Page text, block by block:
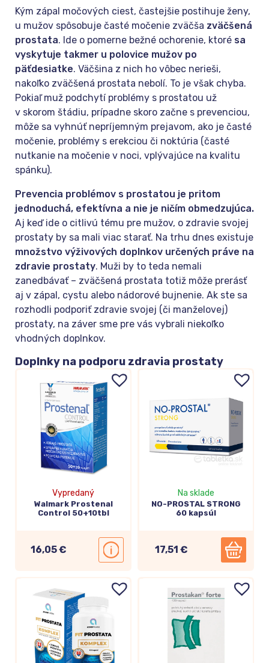
Kým zápal močových ciest, častejšie postihuje ženy,
u mužov spôsobuje časté močenie zväčša zväčšená
prostata. Ide o pomerne bežné ochorenie, ktoré sa
vyskytuje takmer u polovice mužov po
päťdesiatke. Väčšina z nich ho vôbec nerieši,
nakoľko zväčšená prostata nebolí. To je však chyba.
Pokiaľ muž podchytí problémy s prostatou už
v skorom štádiu, prípadne skoro začne s prevenciou,
môže sa vyhnúť nepríjemným prejavom, ako je časté
močenie, problémy s erekciou či noktúria (časté
nutkanie na močenie v noci, vplývajúce na kvalitu
spánku).
Prevencia problémov s prostatou je pritom
jednoduchá, efektívna a nie je ničím obmedzujúca.
Aj keď ide o citlivú tému pre mužov, o zdravie svojej
prostaty by sa mali viac starať. Na trhu dnes existuje
množstvo výživových doplnkov určených práve na
zdravie prostaty. Muži by to teda nemali
zanedbávať – zväčšená prostata totiž môže prerásť
aj v zápal, cystu alebo nádorové bujnenie. Ak ste sa
rozhodli podporiť zdravie svojej (či manželovej)
prostaty, na záver sme pre vás vybrali niekoľko
vhodných doplnkov.
Doplnky na podporu zdravia prostaty
Vypredaný
Walmark Prostenal
Control 50+10tbl
16,05 €
Na sklade
NO-PROSTAL STRONG
60 kapsúl
17,51 €